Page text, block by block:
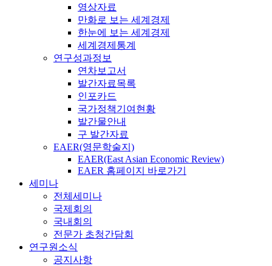
영상자료
만화로 보는 세계경제
한눈에 보는 세계경제
세계경제통계
연구성과정보
연차보고서
발간자료목록
인포카드
국가정책기여현황
발간물안내
구 발간자료
EAER(영문학술지)
EAER(East Asian Economic Review)
EAER 홈페이지 바로가기
세미나
전체세미나
국제회의
국내회의
전문가 초청간담회
연구원소식
공지사항